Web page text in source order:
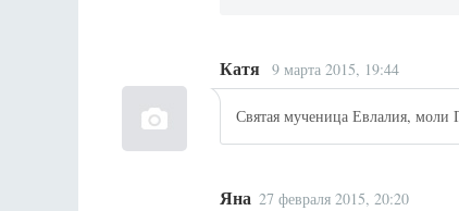
Катя 9 марта 2015, 19:44
Святая мученица Евлалия, моли
Яна 27 февраля 2015, 20:20